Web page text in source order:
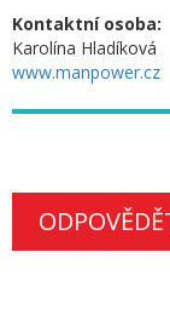
Kontaktní osoba:
Karolína Hladíková
www.manpower.cz